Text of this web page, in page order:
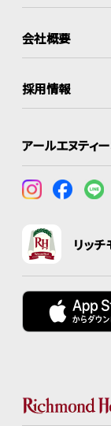
会社概要
採用情報
アールエヌティ
リッ